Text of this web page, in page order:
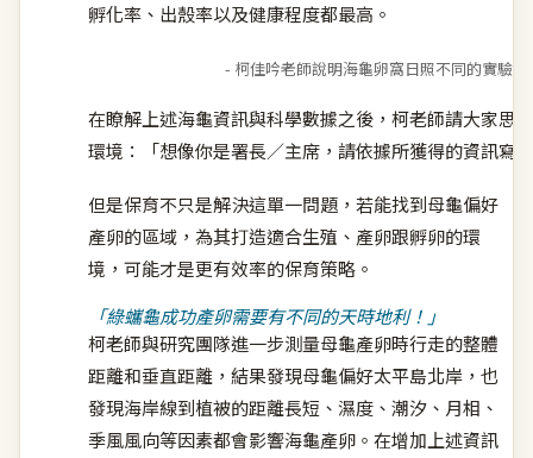
孵化率、出殼率以及健康程度都最高。
- 柯佳吟老師說明海龜卵窩日照不同的實驗
在瞭解上述海龜資訊與科學數據之後，柯老師請大家思
環境：「想像你是署長／主席，請依據所獲得的資訊寫
但是保育不只是解決這單一問題，若能找到母龜偏好
產卵的區域，為其打造適合生殖、產卵跟孵卵的環
境，可能才是更有效率的保育策略。
「綠蠵龜成功產卵需要有不同的天時地利！」
柯老師與研究團隊進一步測量母龜產卵時行走的整體
距離和垂直距離，結果發現母龜偏好太平島北岸，也
發現海岸線到植被的距離長短、濕度、潮汐、月相、
季風風向等因素都會影響海龜產卵。在增加上述資訊